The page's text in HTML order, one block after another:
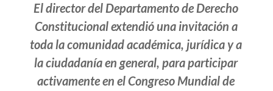
El director del Departamento de Derecho
Constitucional extendió una invitación a
toda la comunidad académica, jurídica y a
la ciudadanía en general, para participar
activamente en el Congreso Mundial de